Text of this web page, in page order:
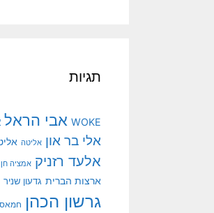
תגיות
WOKE אבי הראל
אלי בר און אליטה
אלעד רזניק אמציה חן
ארצות הברית גדעון שניר
גרשון הכהן חמאס